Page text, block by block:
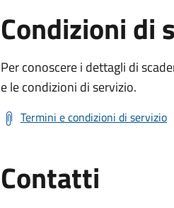
Condizioni di
Per conoscere i dettagli di
e le condizioni di servizio.
Termini e condizioni di servizio
Contatti